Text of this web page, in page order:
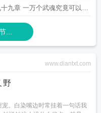
九章 一万个武魂究竟可以多
...
www.diantxt.com
野
。白染嘴边时常挂着一句话我